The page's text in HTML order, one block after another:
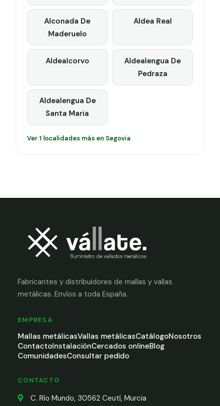
Alconada De
Maderuelo
Aldea Real
Aldealcorvo
Aldealengua De
Pedraza
Aldealengua De
Santa Maria
Ver 1 localidades más en Segovia
Fabricantes y distribuidores de mallas y vallas
metálicas. Envíos a toda España.
EMPRESA
Mallas metálicasVallas metálicasCatálogoNosotros
ContactoInstalaciónCercados onlineBlog
ComunidadesConsultar pedido
CONTACTO
C. Río Mundo, 30562 Ceutí, Murcia